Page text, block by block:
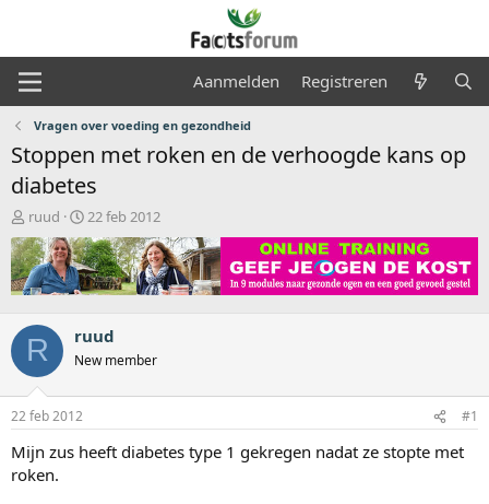
Aanmelden Registreren
Vragen over voeding en gezondheid
Stoppen met roken en de verhoogde kans op
diabetes
O
n
d
e
r
e
r
p
s
t
a
r
t
ruud
S
t
a
r
t
a
t
m
22 feb 2012
R ruud
New member
22 feb 2012 #1
Mijn zus heeft diabetes type 1 gekregen nadat ze stopte met
roken.